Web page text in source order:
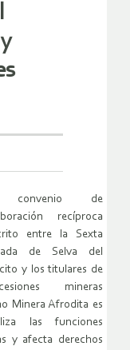
convenio de
recíproca
entre la Sexta
de Selva del
y los titulares de
mineras
Minera Afrodita es
las funciones
y afecta derechos